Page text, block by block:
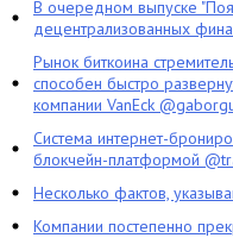
В очередном выпуске
децентрализованных
Рынок биткоина
способен быстро
компании VanEck
Система интернет-
блокчейн-платформой
Несколько фактов,
Компании постепенно